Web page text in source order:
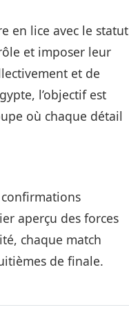
en lice avec le statut
et imposer leur
et de
l’objectif est
où chaque détail
confirmations
aperçu des forces
chaque match
de finale.